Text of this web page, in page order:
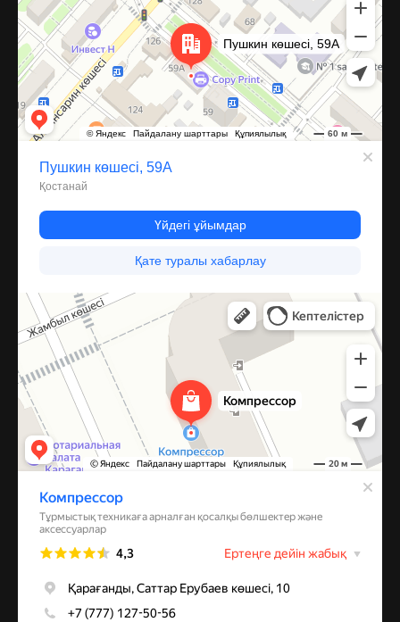
Компрессор
Запчасти и аксессуары для бытовой техники в Караганде